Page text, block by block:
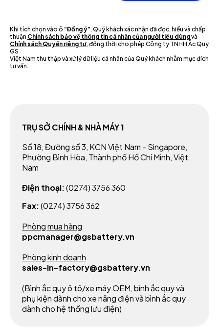
Khi tích chọn vào ô “Đồng ý”, Quý khách xác nhận đã đọc, hiểu và chấp
thuận Chính sách bảo vệ thông tin cá nhân của người tiêu dùngvà
Chính sách Quyền riêng tư, đồng thời cho phép Công ty TNHH Ắc Quy
GS
Việt Nam thu thập và xử lý dữ liệu cá nhân của Quý khách nhằm mục đích
tư vấn.
TRỤ SỞ CHÍNH & NHÀ MÁY 1
Số 18, Đường số 3, KCN Việt Nam - Singapore,
Phường Bình Hòa, Thành phố Hồ Chí Minh, Việt
Nam
Điện thoại:(0274) 3756 360
Fax:(0274) 3756 362
Phòng mua hàng
ppcmanager@gsbattery.vn
Phòng kinh doanh
sales-in-factory@gsbattery.vn
(Bình ắc quy ô tô/xe máy OEM, bình ắc quy và
phụ kiện dành cho xe nâng điện và bình ắc quy
dành cho hệ thống lưu điện)